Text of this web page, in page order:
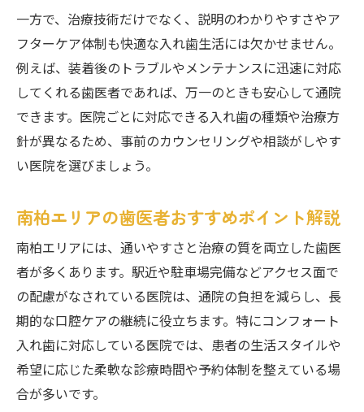
信頼できる歯医者が快適性を導く理由
最新技術を生かしたシリコン素材の優位性
歯医者で注目されるシリコン素材の強み
コンフォート入れ歯に使われる新素材の実
力
歯医者が選ぶシリコン素材の快適性とは
シリコン素材が実現する快適な入れ歯生活
入れ歯治療における歯医者の最新技術解説
日常の不安解決に歯医者選びが果たす役割
歯医者選びが入れ歯の悩み解消に直結
快適な入れ歯生活を歯医者と共に実現
歯医者の丁寧な対応が日常不安を減らす
南柏駅近くの歯医者で安心を手に入れる
歯医者選びで変わる入れ歯の快適性
装着感改善の秘訣は歯医者のカウンセリング力
一方で、治療技術だけでなく、説明のわかりやすさやア
フターケア体制も快適な入れ歯生活には欠かせません。
例えば、装着後のトラブルやメンテナンスに迅速に対応
してくれる歯医者であれば、万一のときも安心して通院
できます。医院ごとに対応できる入れ歯の種類や治療方
針が異なるため、事前のカウンセリングや相談がしやす
い医院を選びましょう。
南柏エリアの歯医者おすすめポイント解説
南柏エリアには、通いやすさと治療の質を両立した歯医
者が多くあります。駅近や駐車場完備などアクセス面で
の配慮がなされている医院は、通院の負担を減らし、長
期的な口腔ケアの継続に役立ちます。特にコンフォート
入れ歯に対応している医院では、患者の生活スタイルや
希望に応じた柔軟な診療時間や予約体制を整えている場
合が多いです。